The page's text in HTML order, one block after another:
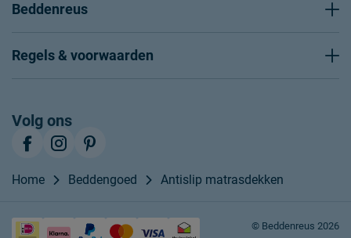
Beddenreus
Regels & voorwaarden
Volg ons
Home Beddengoed Antislip matrasdekken
© Beddenreus 2026